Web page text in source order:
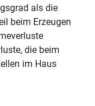
als die
beim Erzeugen
die beim
im Haus